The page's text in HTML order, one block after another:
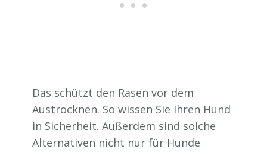
Das schützt den Rasen vor dem
Austrocknen. So wissen Sie Ihren Hund
in Sicherheit. Außerdem sind solche
Alternativen nicht nur für Hunde